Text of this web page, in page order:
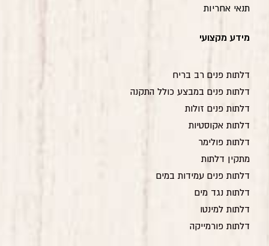
תנאי אחריות
מידע מקצועי
דלתות פנים רב בריח
דלתות פנים במבצע כולל התקנה
דלתות פנים זולות
דלתות אקוסטיות
דלתות פולימר
מתקין דלתות
דלתות פנים עמידות במים
דלתות נגד מים
דלתות למינטו
דלתות פורמייקה